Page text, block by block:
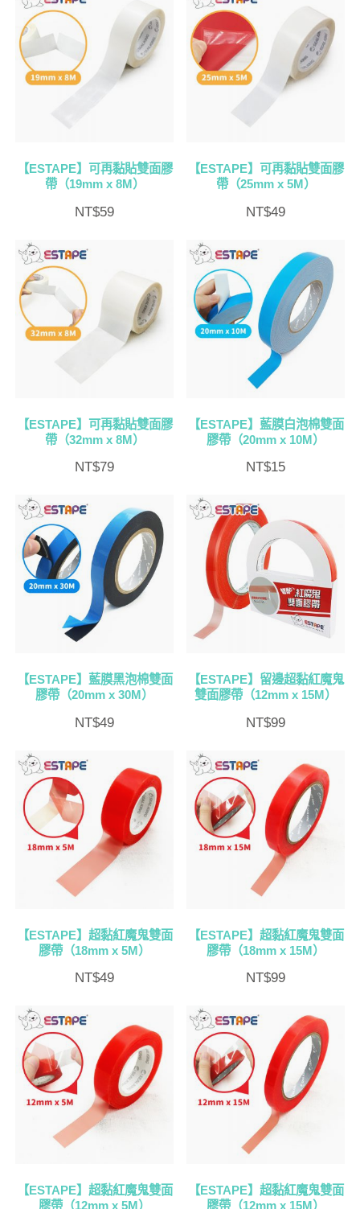
【ESTAPE】可再黏貼雙面膠
帶（19mm x 8M）
NT$59
【ESTAPE】可再黏貼雙面膠
帶（25mm x 5M）
NT$49
【ESTAPE】可再黏貼雙面膠
帶（32mm x 8M）
NT$79
【ESTAPE】藍膜白泡棉雙面
膠帶（20mm x 10M）
NT$15
【ESTAPE】藍膜黑泡棉雙面
膠帶（20mm x 30M）
NT$49
【ESTAPE】留邊超黏紅魔鬼
雙面膠帶（12mm x 15M）
NT$99
【ESTAPE】超黏紅魔鬼雙面
膠帶（18mm x 5M）
NT$49
【ESTAPE】超黏紅魔鬼雙面
膠帶（18mm x 15M）
NT$99
【ESTAPE】超黏紅魔鬼雙面
膠帶（12mm x 5M）
【ESTAPE】超黏紅魔鬼雙面
膠帶（12mm x 15M）